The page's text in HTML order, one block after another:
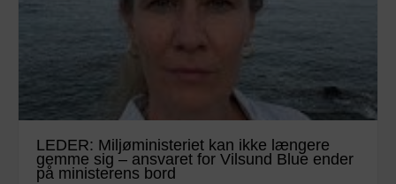
LEDER: Miljøministeriet kan ikke længere
gemme sig – ansvaret for Vilsund Blue ender
på ministerens bord